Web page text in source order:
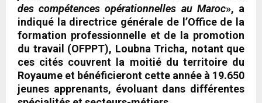
des compétences opérationnelles au Maroc», a
indiqué la directrice générale de l’Office de la
formation professionnelle et de la promotion
du travail (OFPPT), Loubna Tricha, notant que
ces cités couvrent la moitié du territoire du
Royaume et bénéficieront cette année à 19.650
jeunes apprenants, évoluant dans différentes